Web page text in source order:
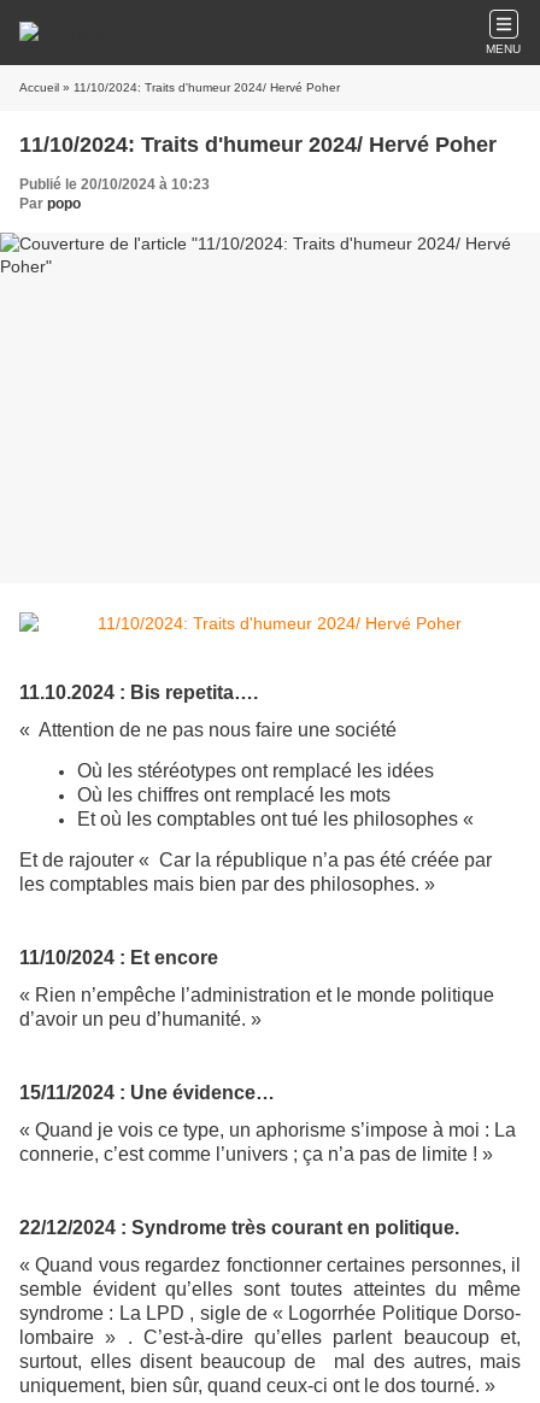
MENU
Accueil » 11/10/2024: Traits d'humeur 2024/ Hervé Poher
11/10/2024: Traits d'humeur 2024/ Hervé Poher
Publié le 20/10/2024 à 10:23
Par popo
11.10.2024 : Bis repetita….
« Attention de ne pas nous faire une société
Où les stéréotypes ont remplacé les idées
Où les chiffres ont remplacé les mots
Et où les comptables ont tué les philosophes «
Et de rajouter « Car la république n’a pas été créée par
les comptables mais bien par des philosophes. »
11/10/2024 : Et encore
« Rien n’empêche l’administration et le monde politique
d’avoir un peu d’humanité. »
15/11/2024 : Une évidence…
« Quand je vois ce type, un aphorisme s’impose à moi : La
connerie, c’est comme l’univers ; ça n’a pas de limite ! »
22/12/2024 : Syndrome très courant en politique.
« Quand vous regardez fonctionner certaines personnes, il
semble évident qu’elles sont toutes atteintes du même
syndrome : La LPD , sigle de « Logorrhée Politique Dorso-
lombaire » . C’est-à-dire qu’elles parlent beaucoup et,
surtout, elles disent beaucoup de mal des autres, mais
uniquement, bien sûr, quand ceux-ci ont le dos tourné. »